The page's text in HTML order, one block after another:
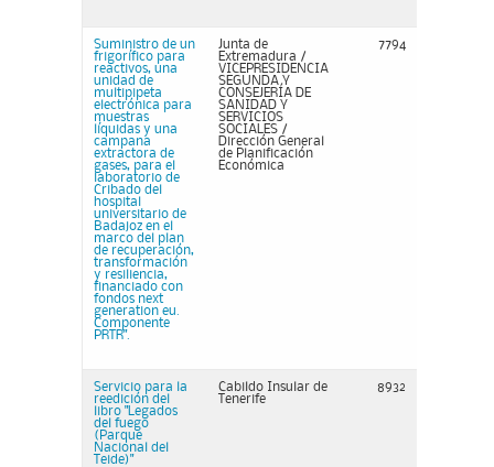
Suministro de un
frigorífico para
reactivos, una
unidad de
multipipeta
electrónica para
muestras
líquidas y una
campana
extractora de
gases, para el
laboratorio de
Cribado del
hospital
universitario de
Badajoz en el
marco del plan
de recuperación,
transformación
y resiliencia,
financiado con
fondos next
generation eu.
Componente
PRTR".
Junta de
Extremadura /
VICEPRESIDENCIA
SEGUNDA Y
CONSEJERÍA DE
SANIDAD Y
SERVICIOS
SOCIALES /
Dirección General
de Planificación
Económica
7794
Servicio para la
reedición del
libro "Legados
del fuego
(Parque
Nacional del
Teide)"
Cabildo Insular de
Tenerife
8932